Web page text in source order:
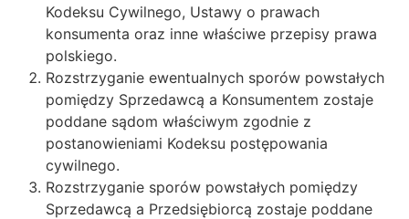
Kodeksu Cywilnego, Ustawy o prawach
konsumenta oraz inne właściwe przepisy prawa
polskiego.
Rozstrzyganie ewentualnych sporów powstałych
pomiędzy Sprzedawcą a Konsumentem zostaje
poddane sądom właściwym zgodnie z
postanowieniami Kodeksu postępowania
cywilnego.
Rozstrzyganie sporów powstałych pomiędzy
Sprzedawcą a Przedsiębiorcą zostaje poddane